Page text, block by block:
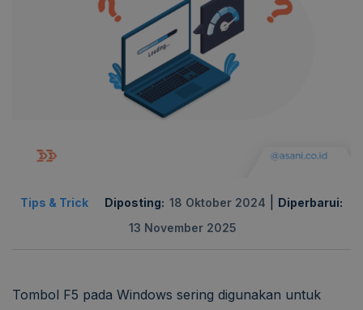
Tips & Trick Diposting: 18 Oktober 2024
Diperbarui:
13 November 2025
Tombol F5 pada Windows sering digunakan untuk